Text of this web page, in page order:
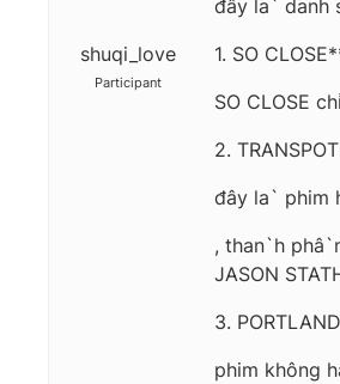
shuqi_love
Participant
đây la` danh
1. SO
SO CLOSE
2.
đây la` phim
, than`h
JASON
3.
phim không